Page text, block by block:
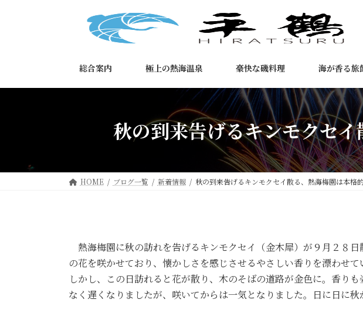
ス
ン
総合案内 極上の熱海温泉 豪快な磯料理 海が香る旅
秋の到来告げるキンモクセ
HOME ブログ一覧 新着情報 秋の到来告げるキンモクセイ散る、熱海梅園は本格
熱海梅園に秋の訪れを告げるキンモクセイ（金木犀）が９月２８
の花を咲かせており、懐かしさを感じさせるやさしい香りを漂わせて
しかし、この日訪れると花が散り、木のそばの道路が金色に。香り
なく遅くなりましたが、咲いてからは一気となりました。日に日に秋